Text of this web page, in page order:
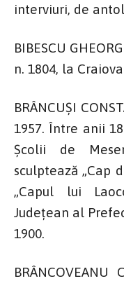
interviuri, de
BIBESCU
n. 1804, la
BRÂNCUȘI
1957. Între anii
Școlii de
sculptează „Cap
„Capul lui
Județean al
1900.